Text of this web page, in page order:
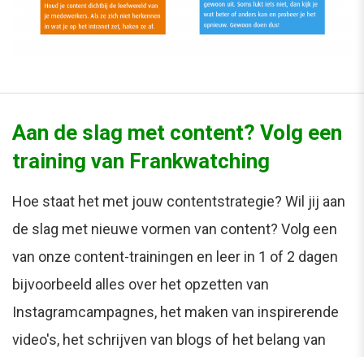
Aan de slag met content? Volg een
training van Frankwatching
Hoe staat het met jouw contentstrategie? Wil jij aan
de slag met nieuwe vormen van content? Volg een
van onze content-trainingen en leer in 1 of 2 dagen
bijvoorbeeld alles over het opzetten van
Instagramcampagnes, het maken van inspirerende
video's, het schrijven van blogs of het belang van